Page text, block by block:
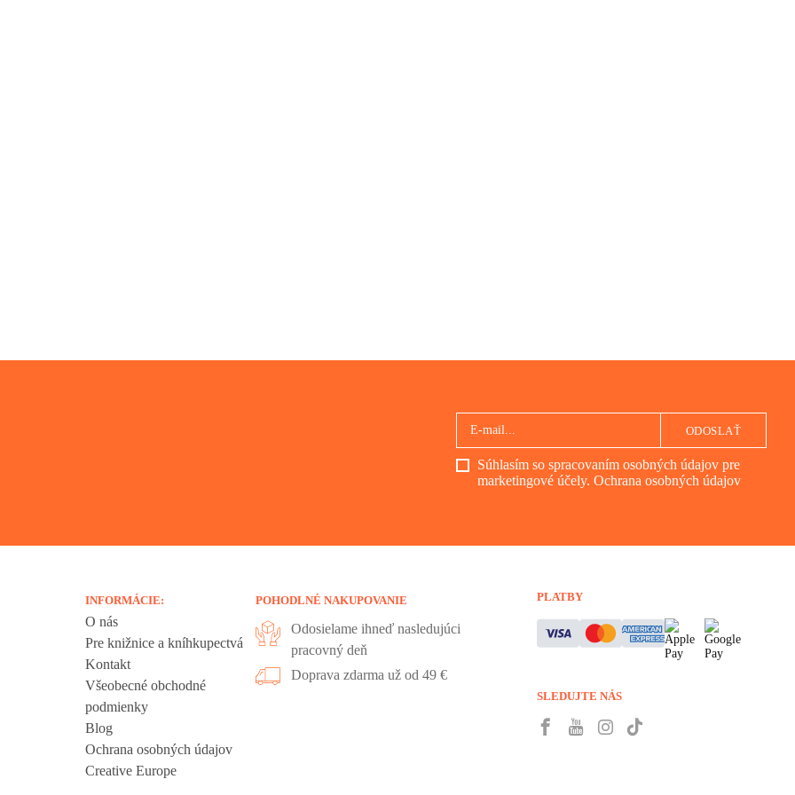
Súhlasím so spracovaním osobných údajov pre
marketingové účely. Ochrana osobných údajov
ODOSLAŤ
INFORMÁCIE:
O nás
Pre knižnice a kníhkupectvá
Kontakt
Všeobecné obchodné
podmienky
Blog
Ochrana osobných údajov
Creative Europe
POHODLNÉ NAKUPOVANIE
Odosielame ihneď nasledujúci
pracovný deň
Doprava zdarma už od 49 €
PLATBY
SLEDUJTE NÁS